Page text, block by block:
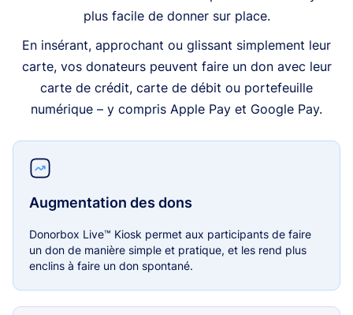
plus facile de donner sur place.
En insérant, approchant ou glissant simplement leur
carte, vos donateurs peuvent faire un don avec leur
carte de crédit, carte de débit ou portefeuille
numérique – y compris Apple Pay et Google Pay.
Augmentation des dons
Donorbox Live™ Kiosk permet aux participants de faire
un don de manière simple et pratique, et les rend plus
enclins à faire un don spontané.